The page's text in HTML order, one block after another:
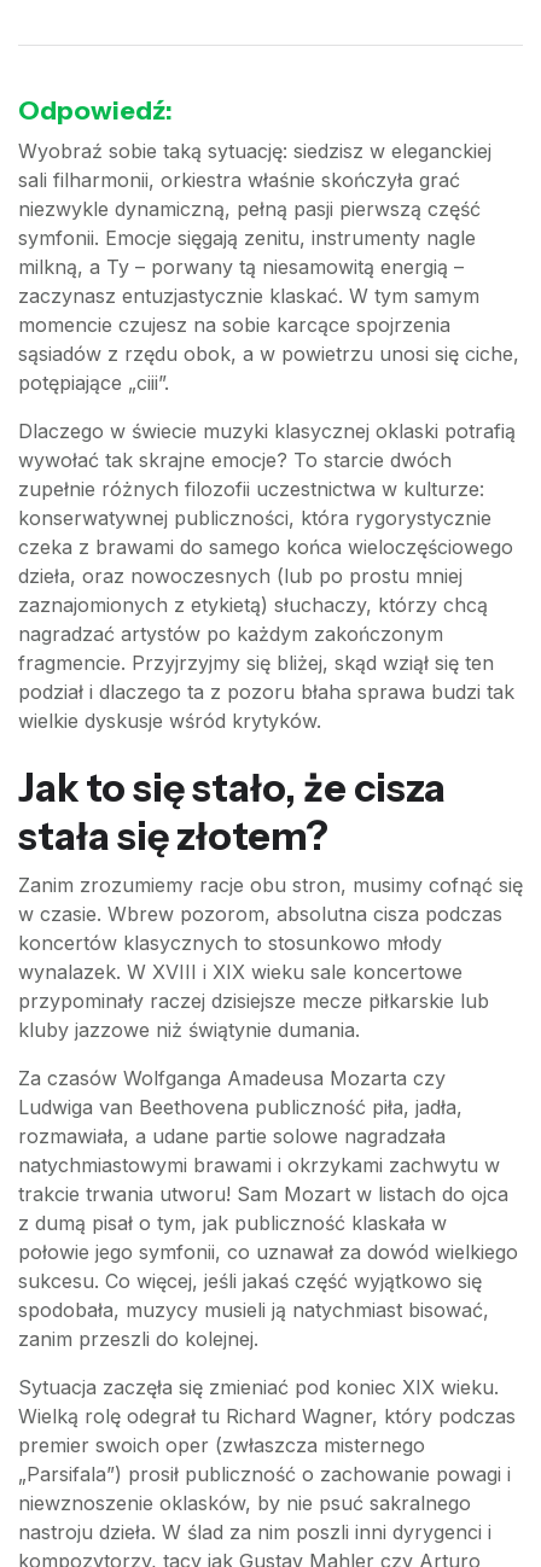
Odpowiedź:
Wyobraź sobie taką sytuację: siedzisz w eleganckiej
sali filharmonii, orkiestra właśnie skończyła grać
niezwykle dynamiczną, pełną pasji pierwszą część
symfonii. Emocje sięgają zenitu, instrumenty nagle
milkną, a Ty – porwany tą niesamowitą energią –
zaczynasz entuzjastycznie klaskać. W tym samym
momencie czujesz na sobie karcące spojrzenia
sąsiadów z rzędu obok, a w powietrzu unosi się ciche,
potępiające „ciii”.
Dlaczego w świecie muzyki klasycznej oklaski potrafią
wywołać tak skrajne emocje? To starcie dwóch
zupełnie różnych filozofii uczestnictwa w kulturze:
konserwatywnej publiczności, która rygorystycznie
czeka z brawami do samego końca wieloczęściowego
dzieła, oraz nowoczesnych (lub po prostu mniej
zaznajomionych z etykietą) słuchaczy, którzy chcą
nagradzać artystów po każdym zakończonym
fragmencie. Przyjrzyjmy się bliżej, skąd wziął się ten
podział i dlaczego ta z pozoru błaha sprawa budzi tak
wielkie dyskusje wśród krytyków.
Jak to się stało, że cisza
stała się złotem?
Zanim zrozumiemy racje obu stron, musimy cofnąć się
w czasie. Wbrew pozorom, absolutna cisza podczas
koncertów klasycznych to stosunkowo młody
wynalazek. W XVIII i XIX wieku sale koncertowe
przypominały raczej dzisiejsze mecze piłkarskie lub
kluby jazzowe niż świątynie dumania.
Za czasów Wolfganga Amadeusa Mozarta czy
Ludwiga van Beethovena publiczność piła, jadła,
rozmawiała, a udane partie solowe nagradzała
natychmiastowymi brawami i okrzykami zachwytu w
trakcie trwania utworu! Sam Mozart w listach do ojca
z dumą pisał o tym, jak publiczność klaskała w
połowie jego symfonii, co uznawał za dowód wielkiego
sukcesu. Co więcej, jeśli jakaś część wyjątkowo się
spodobała, muzycy musieli ją natychmiast bisować,
zanim przeszli do kolejnej.
Sytuacja zaczęła się zmieniać pod koniec XIX wieku.
Wielką rolę odegrał tu Richard Wagner, który podczas
premier swoich oper (zwłaszcza misternego
„Parsifala”) prosił publiczność o zachowanie powagi i
niewznoszenie oklasków, by nie psuć sakralnego
nastroju dzieła. W ślad za nim poszli inni dyrygenci i
kompozytorzy, tacy jak Gustav Mahler czy Arturo